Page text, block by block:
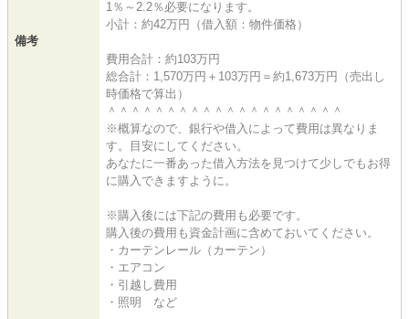
備考
1％～2.2％必要になります。
小計：約42万円（借入額：物件価格）
費用合計：約103万円
総合計：1,570万円＋103万円＝約1,673万円（売出し
時価格で算出）
＾＾＾＾＾＾＾＾＾＾＾＾＾＾＾＾＾＾＾＾
※概算なので、銀行や借入によって費用は異なりま
す。目安にしてください。
あなたに一番あった借入方法を見つけて少しでもお得
に購入できますように。
※購入後には下記の費用も必要です。
購入後の費用も資金計画に含めておいてください。
・カーテンレール（カーテン）
・エアコン
・引越し費用
・照明 など